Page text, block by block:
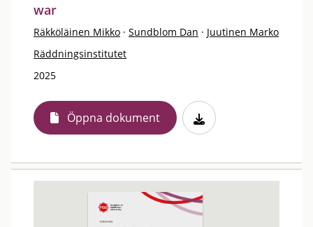
war
Räkköläinen Mikko · Sundblom Dan · Juutinen Marko
Räddningsinstitutet
2025
Öppna dokument